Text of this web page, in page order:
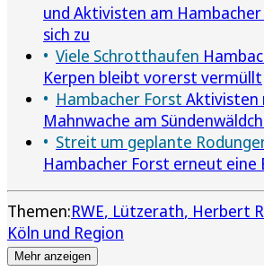
und Aktivisten am
sich zu
Viele Schrotthaufen
Kerpen bleibt vorerst vermüllt
Hambacher Forst Aktivisten
Mahnwache am
Streit um geplante
Hambacher Forst erneut eine
Themen:RWE Lützerath Herbert
Köln und Region
Mehr anzeigen